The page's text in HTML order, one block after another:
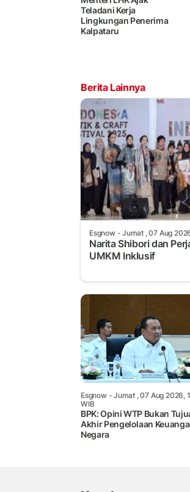
Teladani Kerja
Lingkungan Penerima
Kalpataru
Berita Lainnya
Esgnow- Jumat , 07 Aug
Narita Shibori dan
UMKM Inklusif
Esgnow- Jumat , 07 Aug 2026,
WIB
BPK: Opini WTP Bukan
Akhir Pengelolaan
Negara